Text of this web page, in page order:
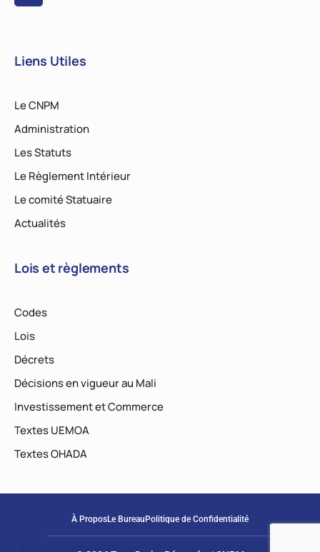
Liens Utiles
Le CNPM
Administration
Les Statuts
Le Règlement Intérieur
Le comité Statuaire
Actualités
Lois et règlements
Codes
Lois
Décrets
Décisions en vigueur au Mali
Investissement et Commerce
Textes UEMOA
Textes OHADA
À ProposLe Bureau Politique de Confidentialité